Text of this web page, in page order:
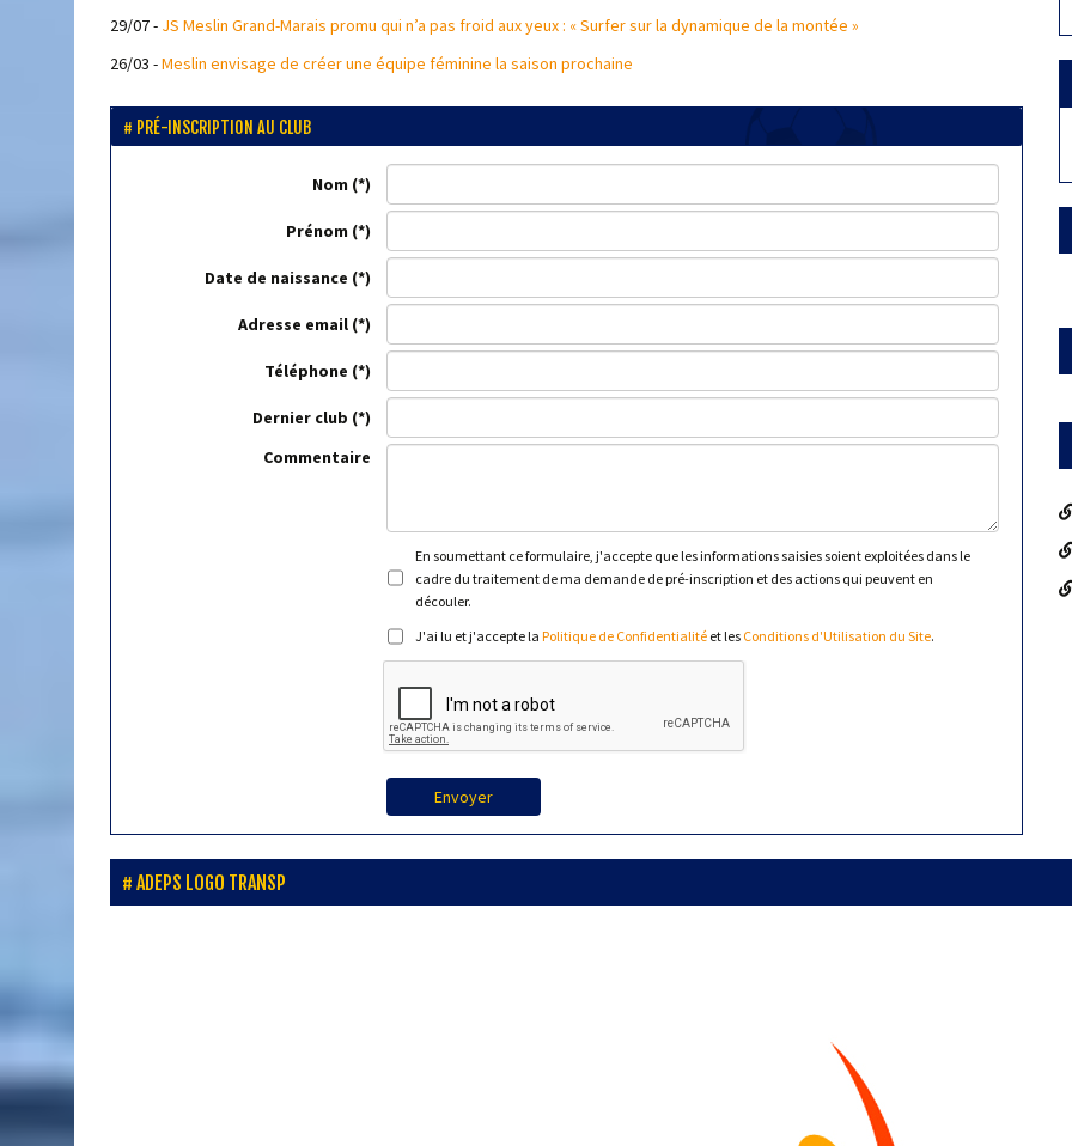
29/07- JS Meslin Grand-Marais promu qui n’a pas froid aux yeux : « Surfer sur la dynamique de la montée »
26/03 -Meslin envisage de créer une équipe féminine la saison prochaine
PRÉ-INSCRIPTION AU CLUB
Nom
Prénom
Date de naissance
Adresse email
Téléphone
Dernier club
Commentaire
En soumettant ce formulaire, j'accepte que les informations saisies soient exploitées dans le
cadre du traitement de ma demande de pré-inscription et des actions qui peuvent en
découler.
J'ai lu et j'accepte la Politique de Confidentialitéet les Conditions d'Utilisation du Site.
Envoyer
ADEPS LOGO TRANSP